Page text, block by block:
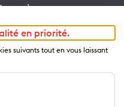
Médias
et guides
en priorité.
suivants tout en vous laissant